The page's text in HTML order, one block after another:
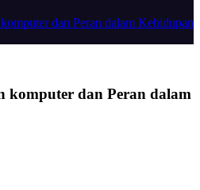
dan Peran dalam Kehidupan
komputer dan Peran dalam